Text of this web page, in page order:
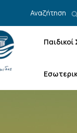
Αναζήτηση